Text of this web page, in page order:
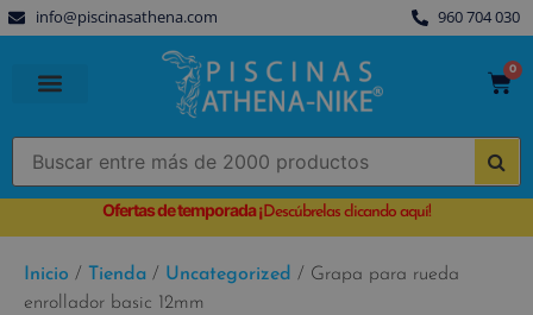
info@piscinasathena.com 960 704 030
0
Ofertas de temporada¡Descúbrelas clicando aquí!
Inicio / Tienda / Uncategorized / Grapa para rueda
enrollador basic 12mm